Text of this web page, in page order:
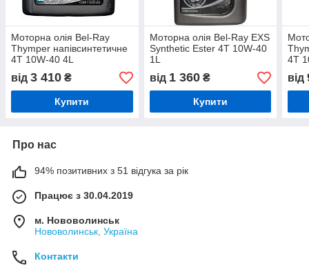
Моторна олія Bel-Ray
Thymper напівсинтетичне
4T 10W-40 4L
від 3 410 ₴
Купити
Моторна олія Bel-Ray EXS
Synthetic Ester 4T 10W-40
1L
від 1 360₴
Купити
4T
від
Про нас
94% позитивних з 51 відгука за рік
Працює з 30.04.2019
м. Нововолинськ
Нововолинськ, Україна
Контакти